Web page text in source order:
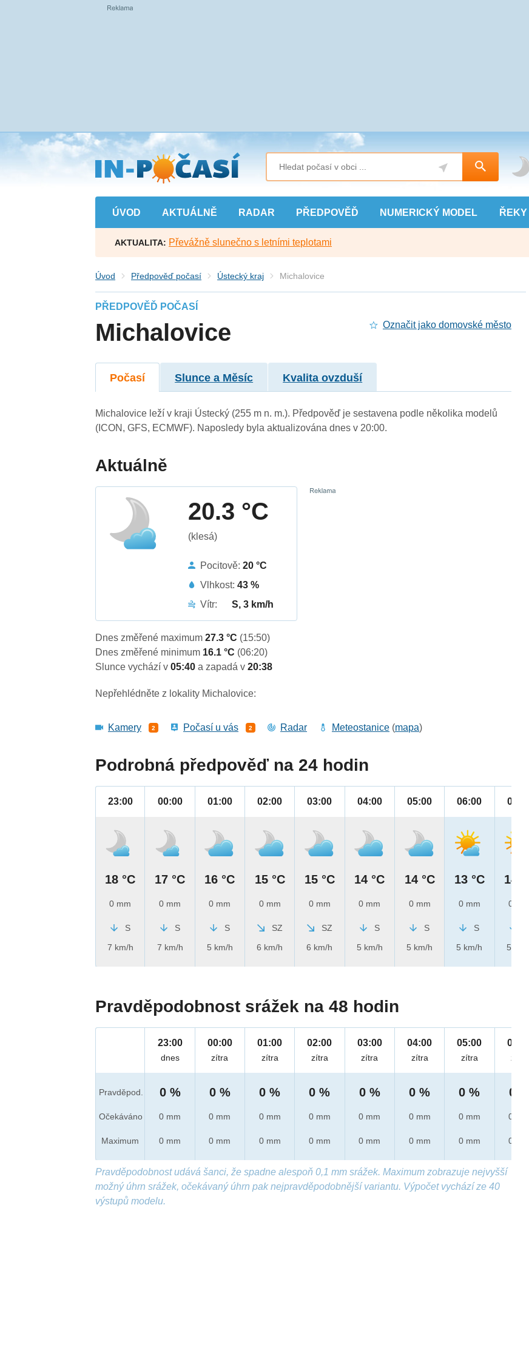
Přejít
na
hlavní
obsah
ÚVOD AKTUÁLNĚ RADAR PŘEDPOVĚĎ NUMERICKÝ MODEL ŘEKY
AKTUALITA: Převážně slunečno s letními teplotami
Úvod Předpověď počasí Ústecký kraj Michalovice
PŘEDPOVĚĎ POČASÍ
Michalovice Označit jako domovské město
Počasí Slunce a Měsíc Kvalita ovzduší
Michalovice leží v kraji Ústecký (255 m n. m.). Předpověď je sestavena podle několika modelů
(ICON, GFS, ECMWF). Naposledy byla aktualizována dnes v 20:00.
Aktuálně
20.3 °C
(klesá)
Pocitově:20 °C
Vlhkost:43 %
Vítr:
S, 3 km/h
Dnes změřené maximum27.3 °C (15:50)
Dnes změřené minimum 16.1 °C (06:20)
Slunce vychází v05:40a zapadá v20:38
Nepřehlédněte z lokality Michalovice:
Kamery 2 Počasí u vás 2 Radar Meteostanice (mapa)
Podrobná předpověď na 24 hodin
23:00
18 °C
0 mm
S
7 km/h
00:00
17 °C
0 mm
S
7 km/h
01:00
16 °C
0 mm
S
5 km/h
02:00
15 °C
0 mm
SZ
6 km/h
03:00
15 °C
0 mm
SZ
6 km/h
04:00
14 °C
0 mm
S
5 km/h
05:00
14 °C
0 mm
S
5 km/h
06:00
13 °C
0 mm
S
5 km/h
07:00
14 °C
0 mm
5 km/h
Pravděpodobnost srážek na 48 hodin
Pravděpod.
Očekáváno
Maximum
23:00
dnes
0 %
0 mm
0 mm
00:00
zítra
0 %
0 mm
0 mm
01:00
zítra
0 %
0 mm
0 mm
02:00
zítra
0 %
0 mm
0 mm
03:00
zítra
0 %
0 mm
0 mm
04:00
zítra
0 %
0 mm
0 mm
05:00
zítra
0 %
0 mm
0 mm
06:00
zítra
0 %
0 mm
0 mm
Pravděpodobnost udává šanci, že spadne alespoň 0,1 mm srážek. Maximum zobrazuje nejvyšší
možný úhrn srážek, očekávaný úhrn pak nejpravděpodobnější variantu. Výpočet vychází ze 40
výstupů modelu.